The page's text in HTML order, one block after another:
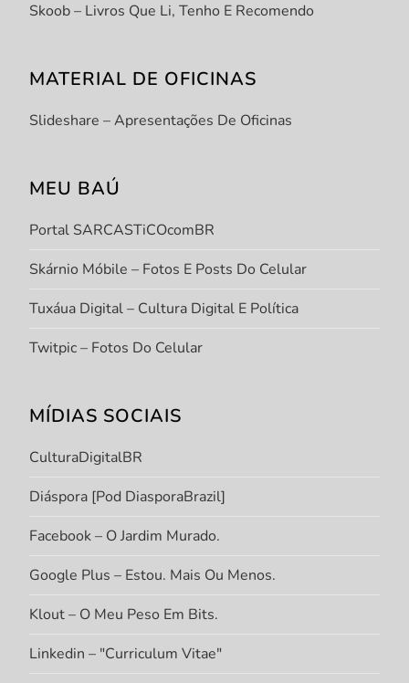
Skoob – Livros Que Li, Tenho E Recomendo
MATERIAL DE OFICINAS
Slideshare – Apresentações De Oficinas
MEU BAÚ
Portal SARCASTiCOcomBR
Skárnio Móbile – Fotos E Posts Do Celular
Tuxáua Digital – Cultura Digital E Política
Twitpic – Fotos Do Celular
MÍDIAS SOCIAIS
CulturaDigitalBR
Diáspora [Pod DiasporaBrazil]
Facebook – O Jardim Murado.
Google Plus – Estou. Mais Ou Menos.
Klout – O Meu Peso Em Bits.
Linkedin – "Curriculum Vitae"